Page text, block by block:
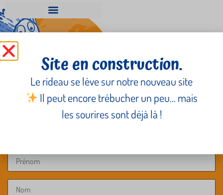
Valérie Himschoot
Newsletter
Site en construction.
Le rideau se lève sur notre nouveau site
Il peut encore trébucher un peu… mais
les sourires sont déjà là !